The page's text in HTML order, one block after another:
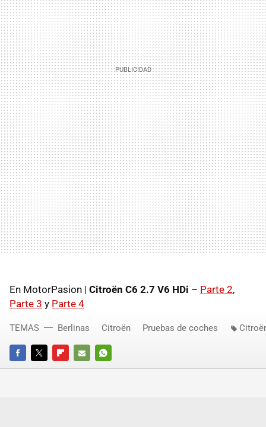
En MotorPasion | Citroën C6 2.7 V6 HDi – Parte 2,
Parte 3 y Parte 4
FACEBOOKTWITTERFLIPBOARD
E-
WHATSAPP
TEMAS Berlinas Citroën Pruebas de coches